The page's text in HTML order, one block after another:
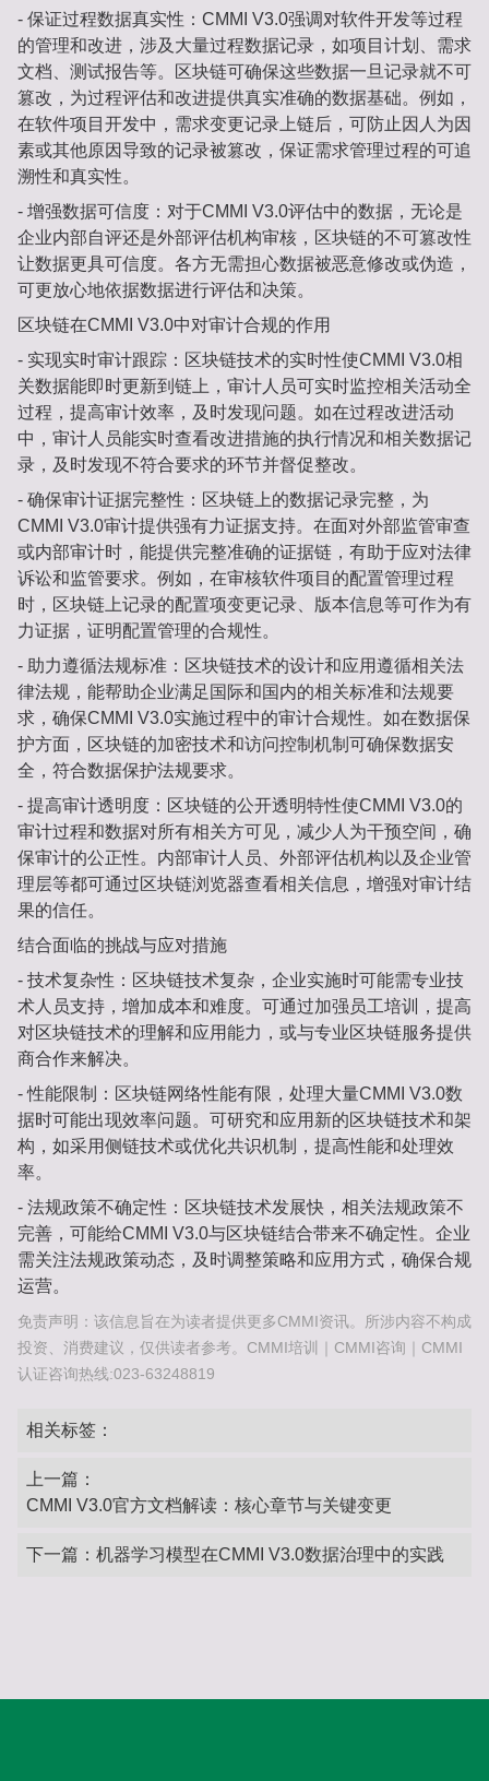
- 保证过程数据真实性：CMMI V3.0强调对软件开发等过程
的管理和改进，涉及大量过程数据记录，如项目计划、需求
文档、测试报告等。区块链可确保这些数据一旦记录就不可
篡改，为过程评估和改进提供真实准确的数据基础。例如，
在软件项目开发中，需求变更记录上链后，可防止因人为因
素或其他原因导致的记录被篡改，保证需求管理过程的可追
溯性和真实性。
- 增强数据可信度：对于CMMI V3.0评估中的数据，无论是
企业内部自评还是外部评估机构审核，区块链的不可篡改性
让数据更具可信度。各方无需担心数据被恶意修改或伪造，
可更放心地依据数据进行评估和决策。
区块链在CMMI V3.0中对审计合规的作用
- 实现实时审计跟踪：区块链技术的实时性使CMMI V3.0相
关数据能即时更新到链上，审计人员可实时监控相关活动全
过程，提高审计效率，及时发现问题。如在过程改进活动
中，审计人员能实时查看改进措施的执行情况和相关数据记
录，及时发现不符合要求的环节并督促整改。
- 确保审计证据完整性：区块链上的数据记录完整，为
CMMI V3.0审计提供强有力证据支持。在面对外部监管审查
或内部审计时，能提供完整准确的证据链，有助于应对法律
诉讼和监管要求。例如，在审核软件项目的配置管理过程
时，区块链上记录的配置项变更记录、版本信息等可作为有
力证据，证明配置管理的合规性。
- 助力遵循法规标准：区块链技术的设计和应用遵循相关法
律法规，能帮助企业满足国际和国内的相关标准和法规要
求，确保CMMI V3.0实施过程中的审计合规性。如在数据保
护方面，区块链的加密技术和访问控制机制可确保数据安
全，符合数据保护法规要求。
- 提高审计透明度：区块链的公开透明特性使CMMI V3.0的
审计过程和数据对所有相关方可见，减少人为干预空间，确
保审计的公正性。内部审计人员、外部评估机构以及企业管
理层等都可通过区块链浏览器查看相关信息，增强对审计结
果的信任。
结合面临的挑战与应对措施
- 技术复杂性：区块链技术复杂，企业实施时可能需专业技
术人员支持，增加成本和难度。可通过加强员工培训，提高
对区块链技术的理解和应用能力，或与专业区块链服务提供
商合作来解决。
- 性能限制：区块链网络性能有限，处理大量CMMI V3.0数
据时可能出现效率问题。可研究和应用新的区块链技术和架
构，如采用侧链技术或优化共识机制，提高性能和处理效
率。
- 法规政策不确定性：区块链技术发展快，相关法规政策不
完善，可能给CMMI V3.0与区块链结合带来不确定性。企业
需关注法规政策动态，及时调整策略和应用方式，确保合规
运营。
免责声明：该信息旨在为读者提供更多CMMI资讯。所涉内容不构成
投资、消费建议，仅供读者参考。CMMI培训｜CMMI咨询｜CMMI
认证咨询热线:023-63248819
相关标签：
上一篇：
CMMI V3.0官方文档解读：核心章节与关键变更‌
下一篇： 机器学习模型在CMMI V3.0数据治理中的实践‌